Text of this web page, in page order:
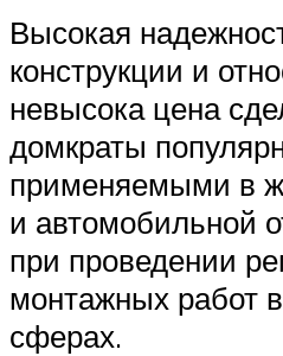
Высокая
конструкции и
невысока цена
домкраты
применяемыми в
и автомобильной
при проведении
монтажных работ
сферах.